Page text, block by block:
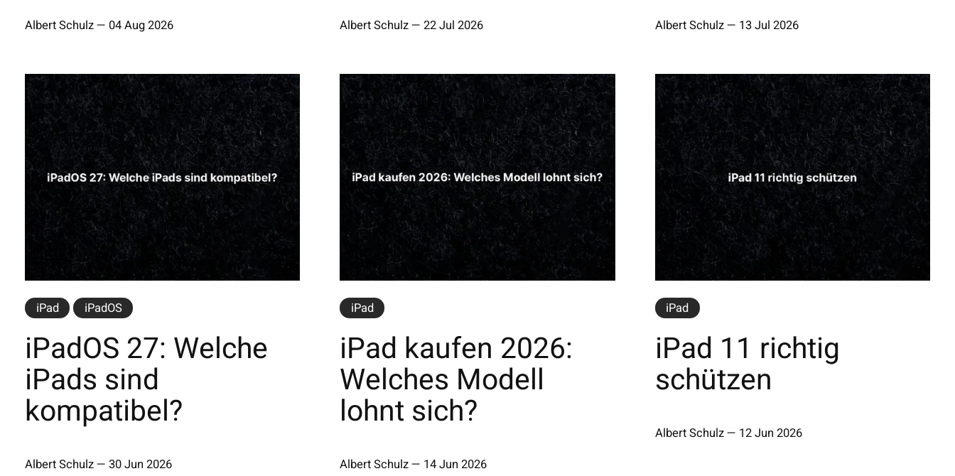
Albert Schulz— 04 Aug 2026 Albert Schulz—22 Jul 2026 Albert Schulz— 13 Jul 2026
iPad iPadOS
iPadOS 27: Welche
iPads sind
kompatibel?
Albert Schulz— 30 Jun 2026
iPad
iPad kaufen 2026:
Welches Modell
lohnt sich?
Albert Schulz— 14 Jun 2026
iPad
iPad 11 richtig
schützen
Albert Schulz— 12 Jun 2026